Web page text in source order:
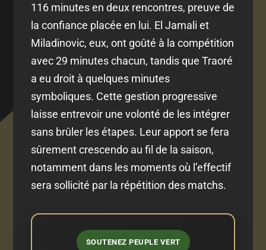
116 minutes en deux rencontres, preuve de
la confiance placée en lui. El Jamali et
Miladinovic, eux, ont goûté à la compétition
avec 29 minutes chacun, tandis que Traoré
a eu droit à quelques minutes
symboliques. Cette gestion progressive
laisse entrevoir une volonté de les intégrer
sans brûler les étapes. Leur apport se fera
sûrement crescendo au fil de la saison,
notamment dans les moments où l’effectif
sera sollicité par la répétition des matchs.
SOUTENEZ PEUPLE VERT